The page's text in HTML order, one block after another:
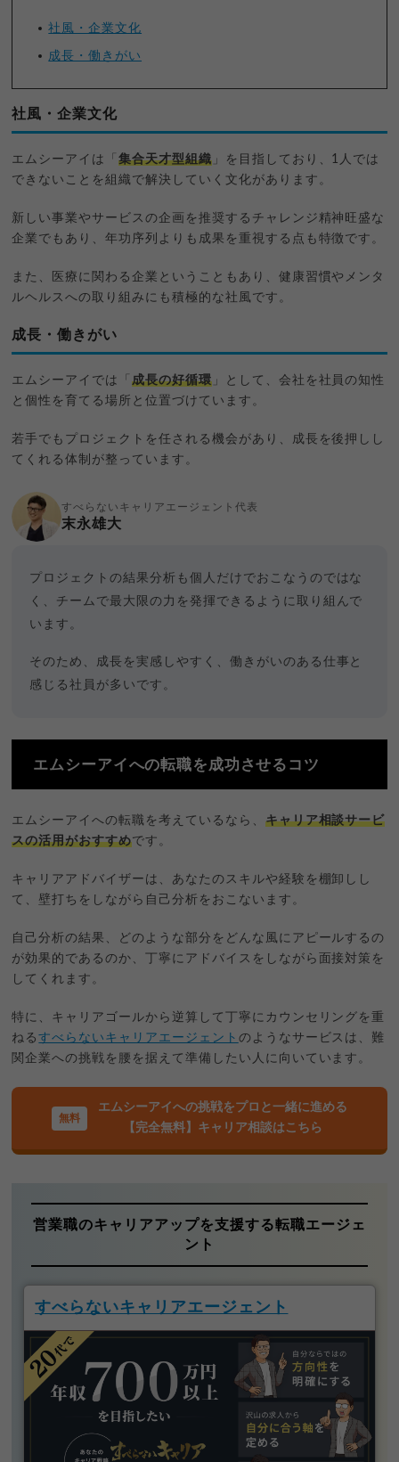
社風・企業文化
成長・働きがい
社風・企業文化
エムシーアイは「集合天才型組織」を目指しており、1人では
できないことを組織で解決していく文化があります。
新しい事業やサービスの企画を推奨するチャレンジ精神旺盛な
企業でもあり、年功序列よりも成果を重視する点も特徴です。
また、医療に関わる企業ということもあり、健康習慣やメンタ
ルヘルスへの取り組みにも積極的な社風です。
成長・働きがい
エムシーアイでは「成長の好循環」として、会社を社員の知性
と個性を育てる場所と位置づけています。
若手でもプロジェクトを任される機会があり、成長を後押しし
てくれる体制が整っています。
すべらないキャリアエージェント代表
末永雄大
プロジェクトの結果分析も個人だけでおこなうのではな
く、チームで最大限の力を発揮できるように取り組んで
います。
そのため、成長を実感しやすく、働きがいのある仕事と
感じる社員が多いです。
エムシーアイへの転職を成功させるコツ
エムシーアイへの転職を考えているなら、 キャリア相談サービ
スの活用がおすすめです。
キャリアアドバイザーは、あなたのスキルや経験を棚卸しし
て、壁打ちをしながら自己分析をおこないます。
自己分析の結果、どのような部分をどんな風にアピールするの
が効果的であるのか、丁寧にアドバイスをしながら面接対策を
してくれます。
特に、キャリアゴールから逆算して丁寧にカウンセリングを重
ねるすべらないキャリアエージェント のようなサービスは、難
関企業への挑戦を腰を据えて準備したい人に向いています。
エムシーアイへの挑戦をプロと一緒に進める
【完全無料】キャリア相談はこちら
営業職のキャリアアップを支援する転職エージェ
ント
すべらないキャリアエージェント